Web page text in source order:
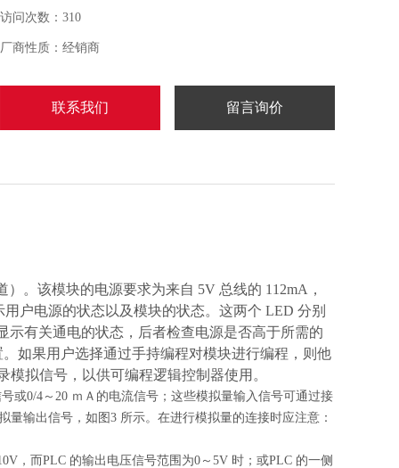
访问次数：310
厂商性质：经销商
联系我们 留言询价
。该模块的电源要求为来自 5V 总线的 112mA，
户电源的状态以及模块的状态。这两个 LED 分别
示有关通电的状态，后者检查电源是否高于所需的
如果用户选择通过手持编程对模块进行编程，则他
拟信号，以供可编程逻辑控制器使用。
或0/4～20 ｍＡ的电流信号；这些模拟量输入信号可通过接
输出信号，如图3 所示。在进行模拟量的连接时应注意：
，而PLC 的输出电压信号范围为0～5V 时；或PLC 的一侧